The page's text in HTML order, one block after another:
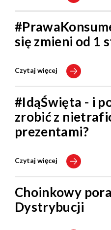
się zmieni od 1
Czytaj więcej
#IdąŚwięta - i
zrobić z
prezentami?
Czytaj więcej
Choinkowy
Dystrybucji